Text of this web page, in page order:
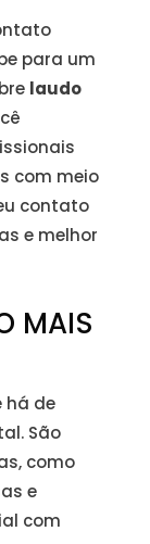
para um
laudo
com meio
contato
e melhor
MAIS
há de
São
como
e
com